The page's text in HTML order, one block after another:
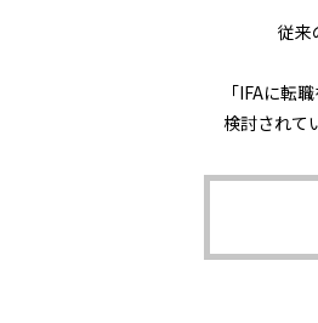
従来
「IFAに転
検討されて